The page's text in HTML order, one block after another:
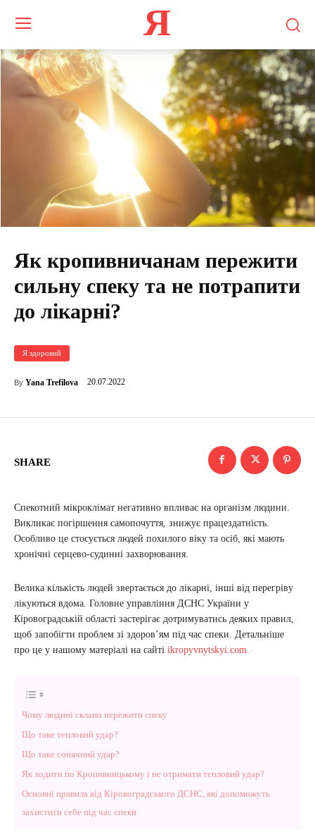
Я
Як кропивничанам пережити
сильну спеку та не потрапити
до лікарні?
Я здоровий
By Yana Trefilova 20.07.2022
SHARE
Спекотний мікроклімат негативно впливає на організм людини.
Викликає погіршення самопочуття, знижує працездатність.
Особливо це стосується людей похилого віку та осіб, які мають
хронічні серцево-судинні захворювання.
Велика кількість людей звертається до лікарні, інші від перегріву
лікуються вдома. Головне управління ДСНС України у
Кіровоградській області застерігає дотримуватись деяких правил,
щоб запобігти проблем зі здоров’ям під час спеки. Детальніше
про це у нашому матеріалі на сайті ikropyvnytskyi.com.
Чому людині склано пережити спеку
Що таке тепловий удар?
Що таке сонячний удар?
Як ходити по Кропивницькому і не отримати тепловий удар?
Основні правила від Кіровоградського ДСНС, які допоможуть
захистити себе під час спеки